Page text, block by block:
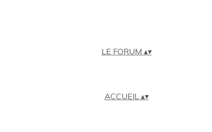
LE FORUM ▴▾
ACCUEIL ▴▾